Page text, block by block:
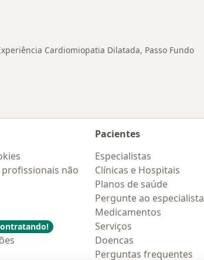
Cardiomiopatia Dilatada, Passo Fundo
não
Pacientes
Especialistas
Clínicas e Hospitais
Planos de saúde
Pergunte ao especialista
Medicamentos
Serviços
Doencas
Perguntas frequentes